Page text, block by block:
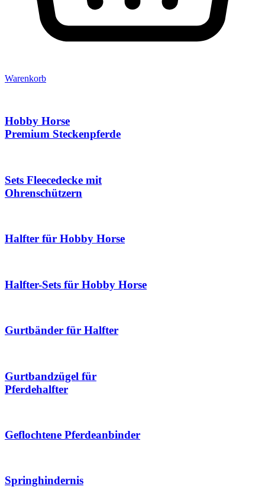
Warenkorb
Hobby Horse
Premium Steckenpferde
Sets Fleecedecke mit
Ohrenschützern
Halfter für Hobby Horse
Halfter-Sets für Hobby Horse
Gurtbänder für Halfter
Gurtbandzügel für
Pferdehalfter
Geflochtene Pferdeanbinder
Springhindernis